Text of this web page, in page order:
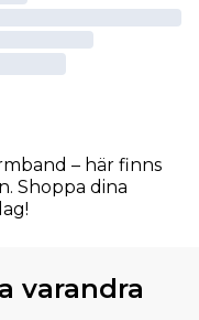
– här finns
Shoppa dina
varandra